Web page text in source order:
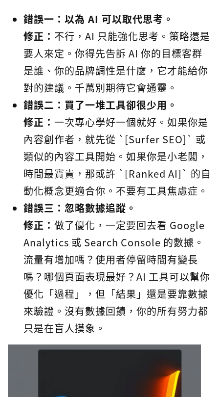
錯誤一：以為 AI 可以取代思考。
修正： 不行，AI 只能強化思考。策略還是
要人來定。你得先告訴 AI 你的目標客群
是誰、你的品牌調性是什麼，它才能給你
對的建議。千萬別期待它會通靈。
錯誤二：買了一堆工具卻很少用。
修正： 一次專心學好一個就好。如果你是
內容創作者，就先從 `[Surfer SEO]` 或
類似的內容工具開始。如果你是小老闆，
時間最寶貴，那或許 `[Ranked AI]` 的自
動化概念更適合你。不要有工具焦慮症。
錯誤三：忽略數據追蹤。
修正： 做了優化，一定要回去看 Google
Analytics 或 Search Console 的數據。
流量有增加嗎？使用者停留時間有變長
嗎？哪個頁面表現最好？AI 工具可以幫你
優化「過程」，但「結果」還是要靠數據
來驗證。沒有數據回饋，你的所有努力都
只是在盲人摸象。